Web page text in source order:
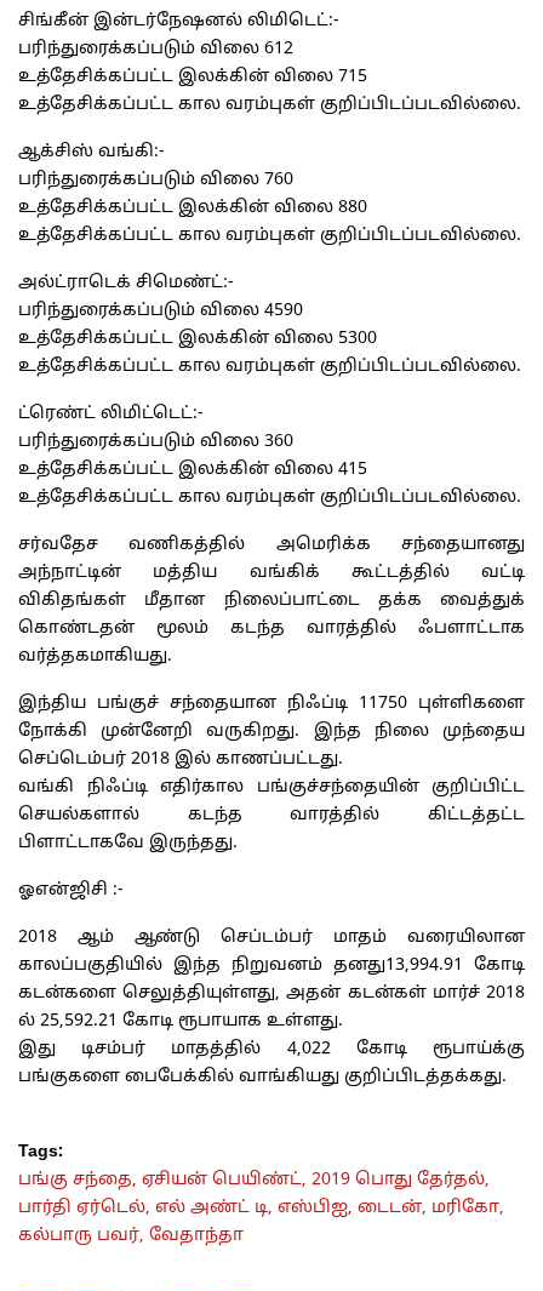
சிங்கீன் இன்டர்நேஷனல் லிமிடெட்:-
பரிந்துரைக்கப்படும் விலை 612
உத்தேசிக்கப்பட்ட இலக்கின் விலை 715
உத்தேசிக்கப்பட்ட கால வரம்புகள் குறிப்பிடப்படவில்லை.
ஆக்சிஸ் வங்கி:-
பரிந்துரைக்கப்படும் விலை 760
உத்தேசிக்கப்பட்ட இலக்கின் விலை 880
உத்தேசிக்கப்பட்ட கால வரம்புகள் குறிப்பிடப்படவில்லை.
அல்ட்ராடெக் சிமெண்ட்:-
பரிந்துரைக்கப்படும் விலை 4590
உத்தேசிக்கப்பட்ட இலக்கின் விலை 5300
உத்தேசிக்கப்பட்ட கால வரம்புகள் குறிப்பிடப்படவில்லை.
ட்ரெண்ட் லிமிட்டெட்:-
பரிந்துரைக்கப்படும் விலை 360
உத்தேசிக்கப்பட்ட இலக்கின் விலை 415
உத்தேசிக்கப்பட்ட கால வரம்புகள் குறிப்பிடப்படவில்லை.
சர்வதேச வணிகத்தில் அமெரிக்க சந்தையானது
அந்நாட்டின் மத்திய வங்கிக் கூட்டத்தில் வட்டி
விகிதங்கள் மீதான நிலைப்பாட்டை தக்க வைத்துக்
கொண்டதன் மூலம் கடந்த வாரத்தில் ஃபளாட்டாக
வர்த்தகமாகியது.
இந்திய பங்குச் சந்தையான நிஃப்டி 11750 புள்ளிகளை
நோக்கி முன்னேறி வருகிறது. இந்த நிலை முந்தைய
செப்டெம்பர் 2018 இல் காணப்பட்டது.
வங்கி நிஃப்டி எதிர்கால பங்குச்சந்தையின் குறிப்பிட்ட
செயல்களால் கடந்த வாரத்தில் கிட்டத்தட்ட
பிளாட்டாகவே இருந்தது.
ஓஎன்ஜிசி :-
2018 ஆம் ஆண்டு செப்டம்பர் மாதம் வரையிலான
காலப்பகுதியில் இந்த நிறுவனம் தனது13,994.91 கோடி
கடன்களை செலுத்தியுள்ளது, அதன் கடன்கள் மார்ச் 2018
ல் 25,592.21 கோடி ரூபாயாக உள்ளது.
இது டிசம்பர் மாதத்தில் 4,022 கோடி ரூபாய்க்கு
பங்குகளை பைபேக்கில் வாங்கியது குறிப்பிடத்தக்கது.
Tags:
பங்கு சந்தை, ஏசியன் பெயிண்ட், 2019 பொது தேர்தல்,
பார்தி ஏர்டெல், எல் அண்ட் டி, எஸ்பிஐ, டைடன், மரிகோ,
கல்பாரு பவர், வேதாந்தா